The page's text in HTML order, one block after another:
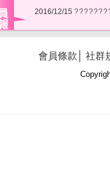
2016/12/15
會員條款 社群